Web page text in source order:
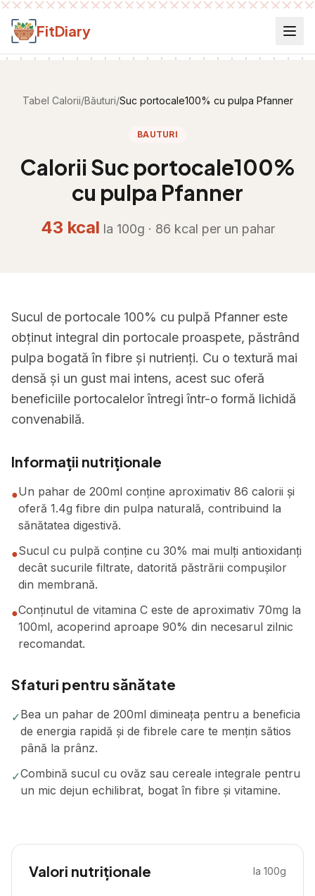
Salt la conținut
FitDiary
Tabel Calorii/Băuturi/Suc portocale100% cu pulpa Pfanner
BAUTURI
Calorii Suc portocale100%
cu pulpa Pfanner
43 kcal la 100g · 86 kcal per un pahar
Sucul de portocale 100% cu pulpă Pfanner este
obținut integral din portocale proaspete, păstrând
pulpa bogată în fibre și nutrienți. Cu o textură mai
densă și un gust mai intens, acest suc oferă
beneficiile portocalelor întregi într-o formă lichidă
convenabilă.
Informații nutriționale
●Un pahar de 200ml conține aproximativ 86 calorii și
oferă 1.4g fibre din pulpa naturală, contribuind la
sănătatea digestivă.
●Sucul cu pulpă conține cu 30% mai mulți antioxidanți
decât sucurile filtrate, datorită păstrării compușilor
din membrană.
●Conținutul de vitamina C este de aproximativ 70mg la
100ml, acoperind aproape 90% din necesarul zilnic
recomandat.
Sfaturi pentru sănătate
✓Bea un pahar de 200ml dimineața pentru a beneficia
de energia rapidă și de fibrele care te mențin sătios
până la prânz.
✓Combină sucul cu ovăz sau cereale integrale pentru
un mic dejun echilibrat, bogat în fibre și vitamine.
Valori nutriționale la 100g